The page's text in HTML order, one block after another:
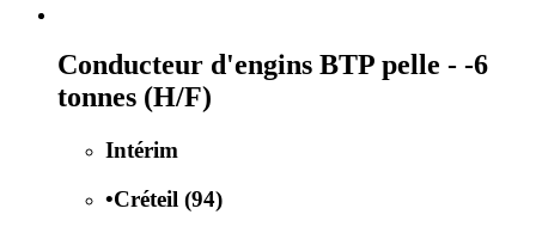
Conducteur d'engins BTP pelle - -6
tonnes (H/F)
Intérim
•Créteil (94)